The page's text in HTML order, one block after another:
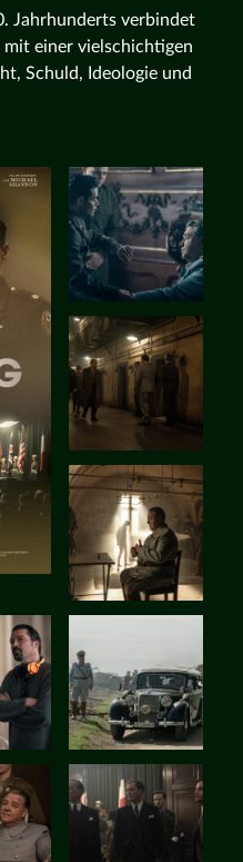
Jahrhunderts verbindet
mit einer vielschichtigen
Schuld, Ideologie und